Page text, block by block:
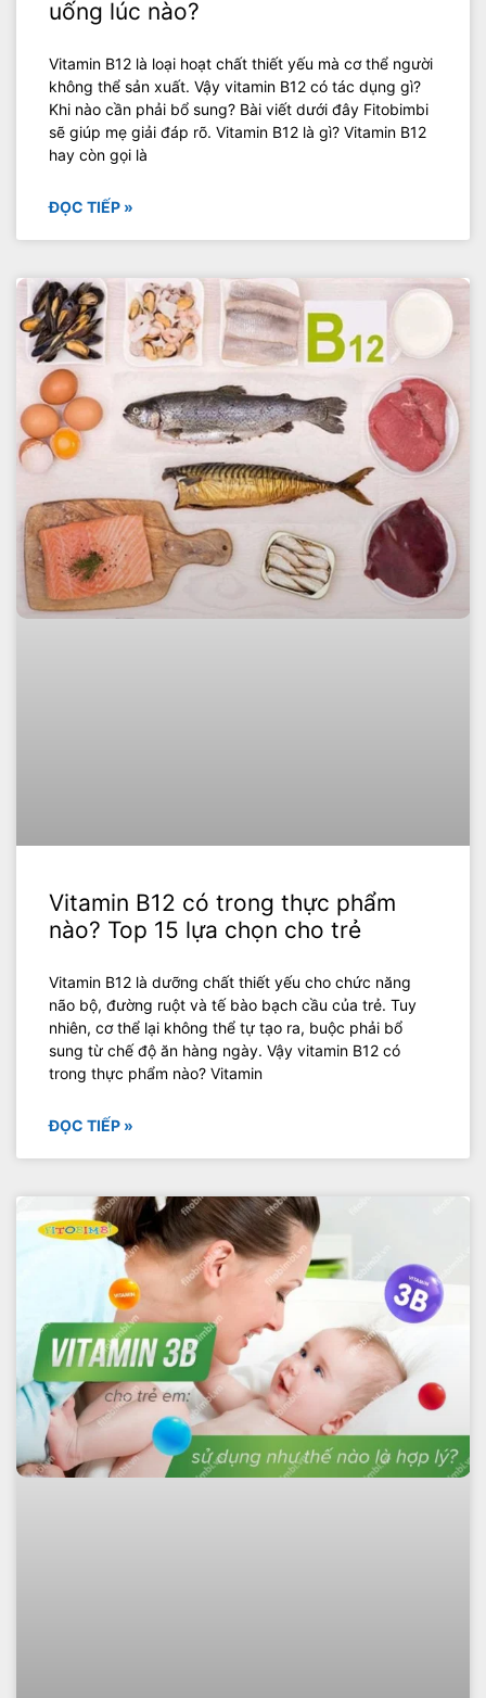
uống lúc nào?
Vitamin B12 là loại hoạt chất thiết yếu mà cơ thể người
không thể sản xuất. Vậy vitamin B12 có tác dụng gì?
Khi nào cần phải bổ sung? Bài viết dưới đây Fitobimbi
sẽ giúp mẹ giải đáp rõ. Vitamin B12 là gì? Vitamin B12
hay còn gọi là
ĐỌC TIẾP »
Vitamin B12 có trong thực phẩm
nào? Top 15 lựa chọn cho trẻ
Vitamin B12 là dưỡng chất thiết yếu cho chức năng
não bộ, đường ruột và tế bào bạch cầu của trẻ. Tuy
nhiên, cơ thể lại không thể tự tạo ra, buộc phải bổ
sung từ chế độ ăn hàng ngày. Vậy vitamin B12 có
trong thực phẩm nào? Vitamin
ĐỌC TIẾP »